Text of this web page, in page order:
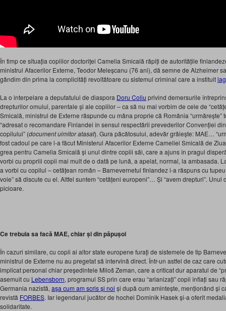
În timp ce situația copiilor doctoriței Camelia Smicală răpiți de autoritățile
ministrul Afacerilor Externe, Teodor Meleșcanu (76 ani), dă semne de Alzheimer
gândim din prima la complicități revoltătoare cu sistemul criminal care a instituit
La o interpelare a deputatului de diaspora Doru Coliu privind demersurile
drepturilor omului, parentale și ale copiilor – ca să nu mai vorbim de cele de
Smicală, ministrul de Externe răspunde cu mâna proprie că România “urmărește”
“adresat o recomandare Finlandei în sensul respectării prevederilor Convenției
copilului” (document uimitor atasat). Gura păcătosului, adevăr grăiește: MAE…
fost cadoul pe care l-a făcut Ministerul Afacerilor Externe Cameliei Smicală de
grea pentru Camelia Smicală și unul dintre copiii săi, care a ajuns în pragul
vorbi cu propriii copii mai mult de o dată pe lună, a apelat, normal, la ambasada.
a vorbi cu copilul – cetățean român – Barnevernetul finlandez i-a răspuns cu
voie” să discute cu el. Altfel suntem “cetățeni europeni”… Și “avem drepturi”.
picioare.
Ce trebuia sa facă MAE, chiarșidin păpușoi
În cazuri similare, cu copii ai altor state europene furați de sistemele de tip
ministrul de Externe nu au pregetat să intervină direct. Într-un astfel de caz care
implicat personal chiar președintele Miloš Zeman, care a criticat dur aparatul de
asemuit cu Lebensborn, programul SS prin care erau “arianizați” copii înfiați sau
Germania nazistă, așa cum am scris și noi și după cum amintește, menționând și
revistă FORBES. Iar legendarul jucător de hochei Dominik Hasek și-a oferit
solidaritate.